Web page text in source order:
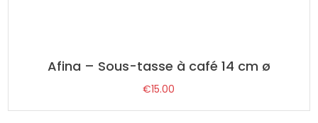
Afina – Sous-tasse à café 14 cm ø
€15.00